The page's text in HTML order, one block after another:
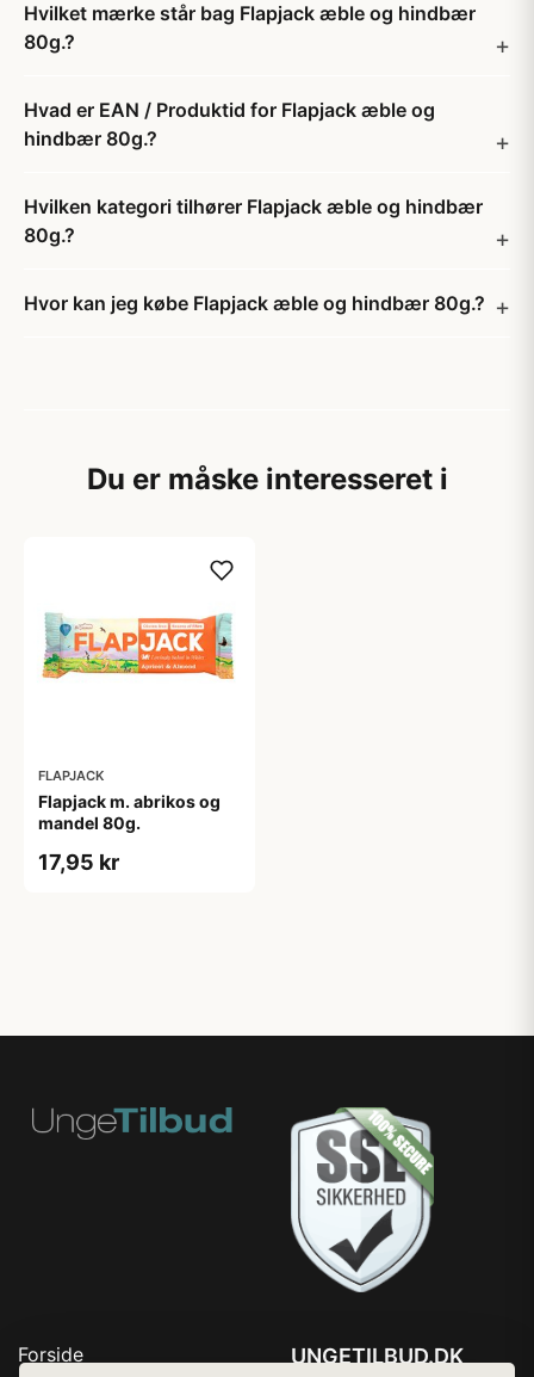
Hvilket mærke står bag Flapjack æble og hindbær
80g.?
Hvad er EAN / Produktid for Flapjack æble og
hindbær 80g.?
Hvilken kategori tilhører Flapjack æble og hindbær
80g.?
Hvor kan jeg købe Flapjack æble og hindbær 80g.?
Du er måske interesseret i
FLAPJACK
Flapjack m. abrikos og
mandel 80g.
17,95 kr
Forside
UNGETILBUD.DK